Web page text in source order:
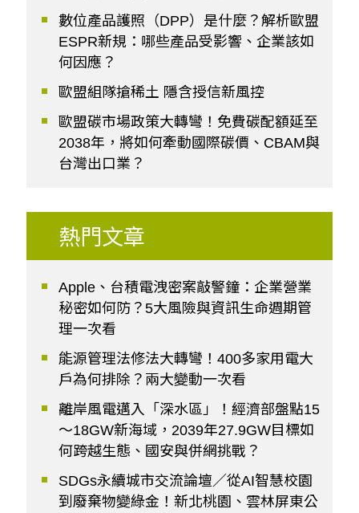
數位產品護照（DPP）是什麼？解析歐盟
ESPR新規：哪些產品受影響、企業該如
何因應？
歐盟組隊搶稀土 隱含授信新風控
歐盟碳市場政策大轉彎！免費碳配額延至
2038年，將如何牽動國際碳價、CBAM與
台灣出口業？
熱門文章
Apple、台積電洩密案敲警鐘：企業營業
秘密如何防？5大風險與資訊生命週期管
理一次看
能源管理法修法大轉彎！400多家用電大
戶為何排除？兩大變動一次看
離岸風電邁入「深水區」！經濟部盤點15
～18GW新海域，2039年27.9GW目標如
何跨越生態、國安與併網挑戰？
SDGs永續城市交流論壇／從AI智慧校園
到廢棄物變綠金！新北桃園、雲林屏東公